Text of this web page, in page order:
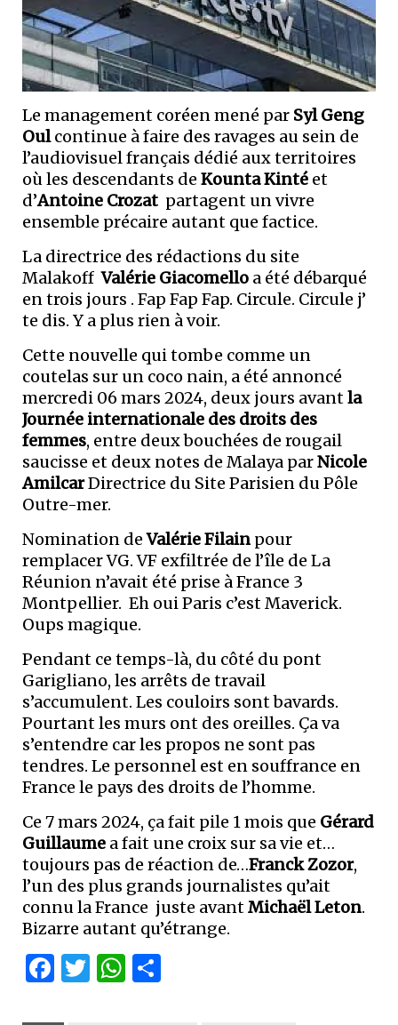
Le management coréen mené par Syl Geng
Oulcontinue à faire des ravages au sein de
l’audiovisuel français dédié aux territoires
où les descendants de Kounta Kinté et
d’Antoine Crozat partagent un vivre
ensemble précaire autant que factice.
La directrice des rédactions du site
MalakoffValérie Giacomello a été débarqué
en trois jours . Fap Fap Fap. Circule. Circule j’
te dis. Y a plus rien à voir.
Cette nouvelle qui tombe comme un
coutelas sur un coco nain, a été annoncé
mercredi 06 mars 2024, deux jours avantla
Journée internationale des droits des
femmes, entre deux bouchées de rougail
saucisse et deux notes de Malaya parNicole
AmilcarDirectrice du Site Parisien du Pôle
Outre-mer.
Nomination deValérie Filain pour
remplacer VG. VF exfiltrée de l’île de La
Réunion n’avait été prise à France 3
Montpellier. Eh oui Paris c’est Maverick.
Oups magique.
Pendant ce temps-là, du côté du pont
Garigliano, les arrêts de travail
s’accumulent. Les couloirs sont bavards.
Pourtant les murs ont des oreilles. Ça va
s’entendre car les propos ne sont pas
tendres. Le personnel est en souffrance en
France le pays des droits de l’homme.
Ce 7 mars 2024, ça fait pile 1 mois que Gérard
Guillaume a fait une croix sur sa vie et…
toujours pas de réaction de…Franck Zozor,
l’un des plus grands journalistes qu’ait
connu la France juste avantMichaël Leton.
Bizarre autant qu’étrange.
Facebook
Twitter
WhatsApp